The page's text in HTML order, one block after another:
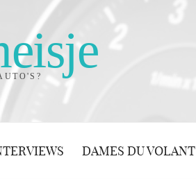
DAMES DU VOLANT